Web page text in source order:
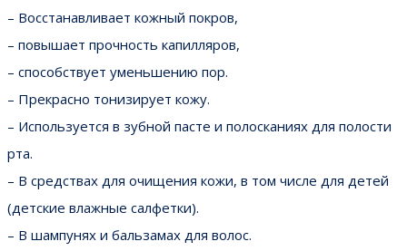
– Восстанавливает кожный покров,
– повышает прочность капилляров,
– способствует уменьшению пор.
– Прекрасно тонизирует кожу.
– Используется в зубной пасте и полосканиях для полости
рта.
– В средствах для очищения кожи, в том числе для детей
(детские влажные салфетки).
– В шампунях и бальзамах для волос.